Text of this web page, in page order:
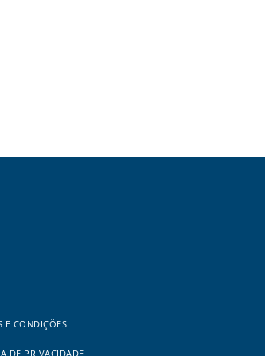
E CONDIÇÕES
DE PRIVACIDADE